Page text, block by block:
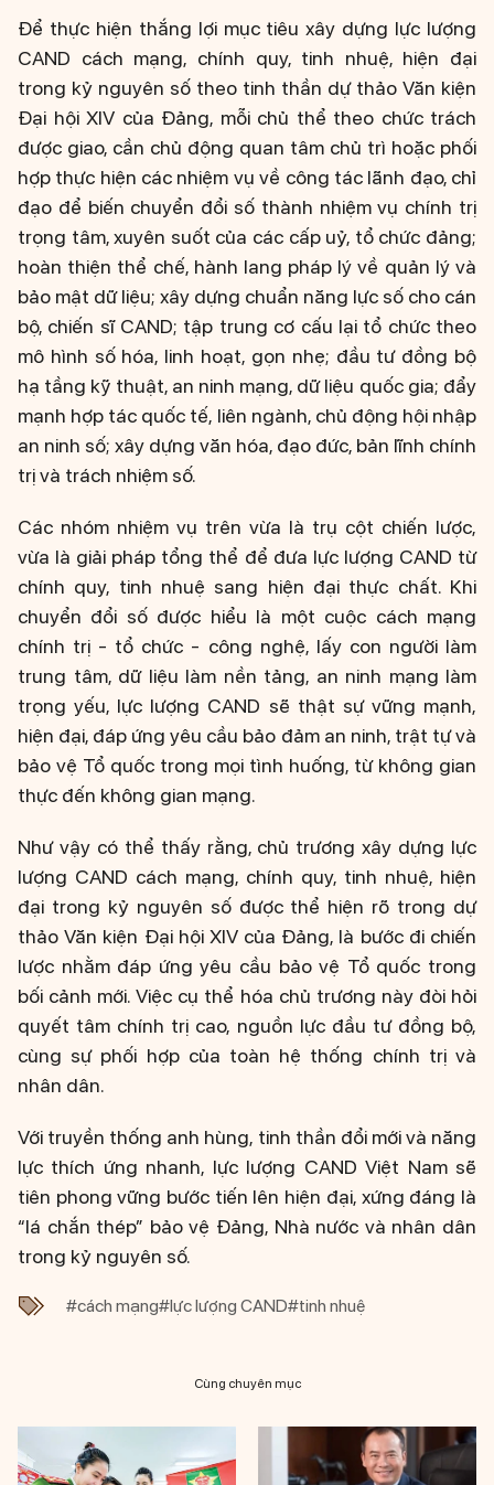
Để thực hiện thắng lợi mục tiêu xây dựng lực lượng
CAND cách mạng, chính quy, tinh nhuệ, hiện đại
trong kỷ nguyên số theo tinh thần dự thảo Văn kiện
Đại hội XIV của Đảng, mỗi chủ thể theo chức trách
được giao, cần chủ động quan tâm chủ trì hoặc phối
hợp thực hiện các nhiệm vụ về công tác lãnh đạo, chỉ
đạo để biến chuyển đổi số thành nhiệm vụ chính trị
trọng tâm, xuyên suốt của các cấp uỷ, tổ chức đảng;
hoàn thiện thể chế, hành lang pháp lý về quản lý và
bảo mật dữ liệu; xây dựng chuẩn năng lực số cho cán
bộ, chiến sĩ CAND; tập trung cơ cấu lại tổ chức theo
mô hình số hóa, linh hoạt, gọn nhẹ; đầu tư đồng bộ
hạ tầng kỹ thuật, an ninh mạng, dữ liệu quốc gia; đẩy
mạnh hợp tác quốc tế, liên ngành, chủ động hội nhập
an ninh số; xây dựng văn hóa, đạo đức, bản lĩnh chính
trị và trách nhiệm số.
Các nhóm nhiệm vụ trên vừa là trụ cột chiến lược,
vừa là giải pháp tổng thể để đưa lực lượng CAND từ
chính quy, tinh nhuệ sang hiện đại thực chất. Khi
chuyển đổi số được hiểu là một cuộc cách mạng
chính trị - tổ chức - công nghệ, lấy con người làm
trung tâm, dữ liệu làm nền tảng, an ninh mạng làm
trọng yếu, lực lượng CAND sẽ thật sự vững mạnh,
hiện đại, đáp ứng yêu cầu bảo đảm an ninh, trật tự và
bảo vệ Tổ quốc trong mọi tình huống, từ không gian
thực đến không gian mạng.
Như vậy có thể thấy rằng, chủ trương xây dựng lực
lượng CAND cách mạng, chính quy, tinh nhuệ, hiện
đại trong kỷ nguyên số được thể hiện rõ trong dự
thảo Văn kiện Đại hội XIV của Đảng, là bước đi chiến
lược nhằm đáp ứng yêu cầu bảo vệ Tổ quốc trong
bối cảnh mới. Việc cụ thể hóa chủ trương này đòi hỏi
quyết tâm chính trị cao, nguồn lực đầu tư đồng bộ,
cùng sự phối hợp của toàn hệ thống chính trị và
nhân dân.
Với truyền thống anh hùng, tinh thần đổi mới và năng
lực thích ứng nhanh, lực lượng CAND Việt Nam sẽ
tiên phong vững bước tiến lên hiện đại, xứng đáng là
“lá chắn thép” bảo vệ Đảng, Nhà nước và nhân dân
trong kỷ nguyên số.
#cách mạng#lực lượng CAND#tinh nhuệ
Cùng chuyên mục